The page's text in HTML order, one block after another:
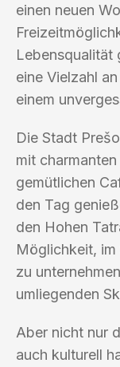
einen neuen
Lebensqualität
eine Vielzahl
einem
Die Stadt
mit
gemütlichen
den Tag
den Hohen
Möglichkeit, im
zu
umliegenden
Aber nicht nur
auch kulturell